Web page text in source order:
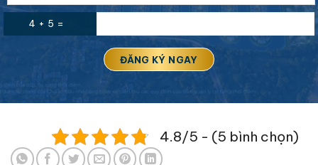
4 + 5 =
4.8/5 - (5 bình chọn)